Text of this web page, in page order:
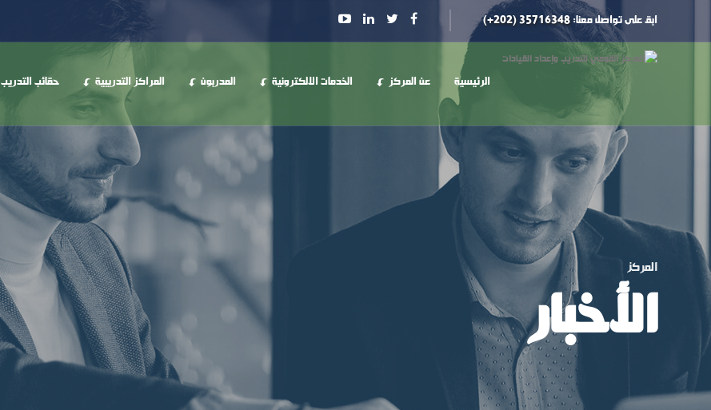
ابق على تواصل معنا:35716348 (202+)
الرئيسية عن المركز الخدمات الالكترونية المدربون المراكز التدريبية حقائب التدريب
المركز
الأخبار